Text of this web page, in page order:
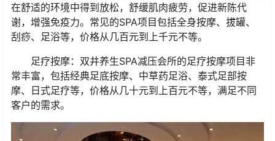
在舒适的环境中得到放松，舒缓肌肉疲劳，促进新陈代
谢，增强免疫力。常见的SPA项目包括全身按摩、拔罐、
刮痧、足浴等，价格从几百元到上千元不等。
足疗按摩：双井养生SPA减压会所的足疗按摩项目非
常丰富，包括经典足底按摩、中草药足浴、泰式足部按
摩、日式足疗等，价格从几十元到上百元不等，满足不同
客户的需求。